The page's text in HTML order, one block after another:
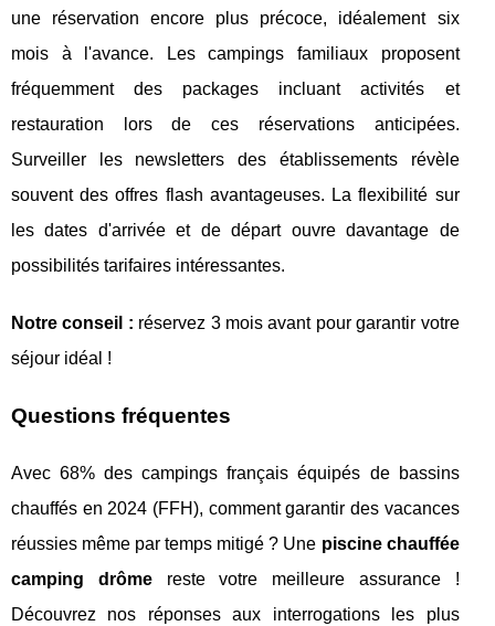
une réservation encore plus précoce, idéalement six
mois à l'avance. Les campings familiaux proposent
fréquemment des packages incluant activités et
restauration lors de ces réservations anticipées.
Surveiller les newsletters des établissements révèle
souvent des offres flash avantageuses. La flexibilité sur
les dates d'arrivée et de départ ouvre davantage de
possibilités tarifaires intéressantes.
Notre conseil : réservez 3 mois avant pour garantir votre
séjour idéal !
Questions fréquentes
Avec 68% des campings français équipés de bassins
chauffés en 2024 (FFH), comment garantir des vacances
réussies même par temps mitigé ? Une piscine chauffée
camping drômereste votre meilleure assurance !
Découvrez nos réponses aux interrogations les plus